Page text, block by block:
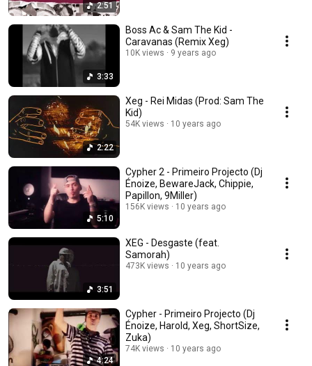
2:51
3:33
Boss Ac & Sam The Kid -
Caravanas (Remix Xeg)
10K views 9 years ago
2:22
Xeg - Rei Midas (Prod: Sam The
Kid)
54K views 10 years ago
5:10
Cypher 2 - Primeiro Projecto (Dj
Énoize, BewareJack, Chippie,
Papillon, 9Miller)
156K views 10 years ago
3:51
XEG - Desgaste (feat.
Samorah)
473K views 10 years ago
4:24
Cypher - Primeiro Projecto (Dj
Énoize, Harold, Xeg, ShortSize,
Zuka)
74K views 10 years ago